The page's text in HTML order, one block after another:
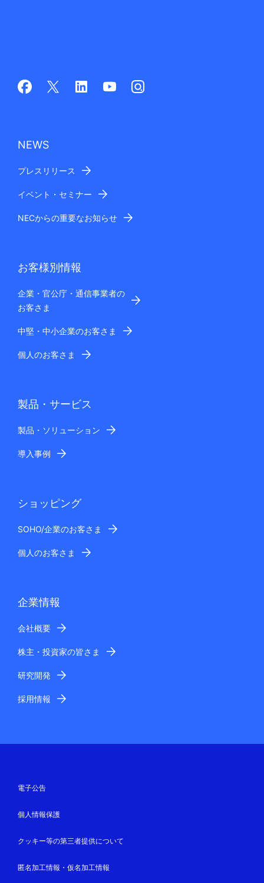
NEWS
プレスリリース
イベント・セミナー
NECからの重要なお知らせ
お客様別情報
企業・官公庁・通信事業者の
お客さま
中堅・中小企業のお客さま
個人のお客さま
製品・サービス
製品・ソリューション
導入事例
ショッピング
SOHO/企業のお客さま
個人のお客さま
企業情報
会社概要
株主・投資家の皆さま
研究開発
採用情報
電子公告
個人情報保護
クッキー等の第三者提供について
匿名加工情報・仮名加工情報